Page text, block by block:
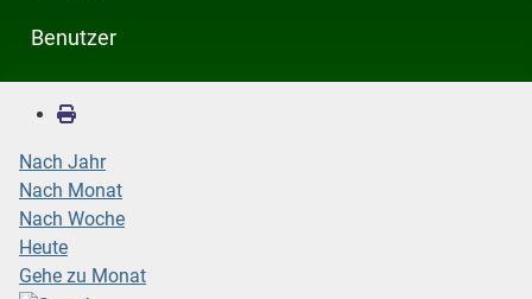
Benutzer
Nach Jahr
Nach Monat
Nach Woche
Heute
Gehe zu Monat